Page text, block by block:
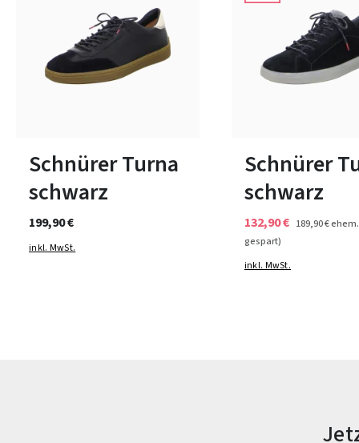
Schnürer Turna
schwarz
199,90 €
inkl. MwSt.
Schnürer
schwarz
132,90 € 189,90 €ehem.
gespart)
inkl. MwSt.